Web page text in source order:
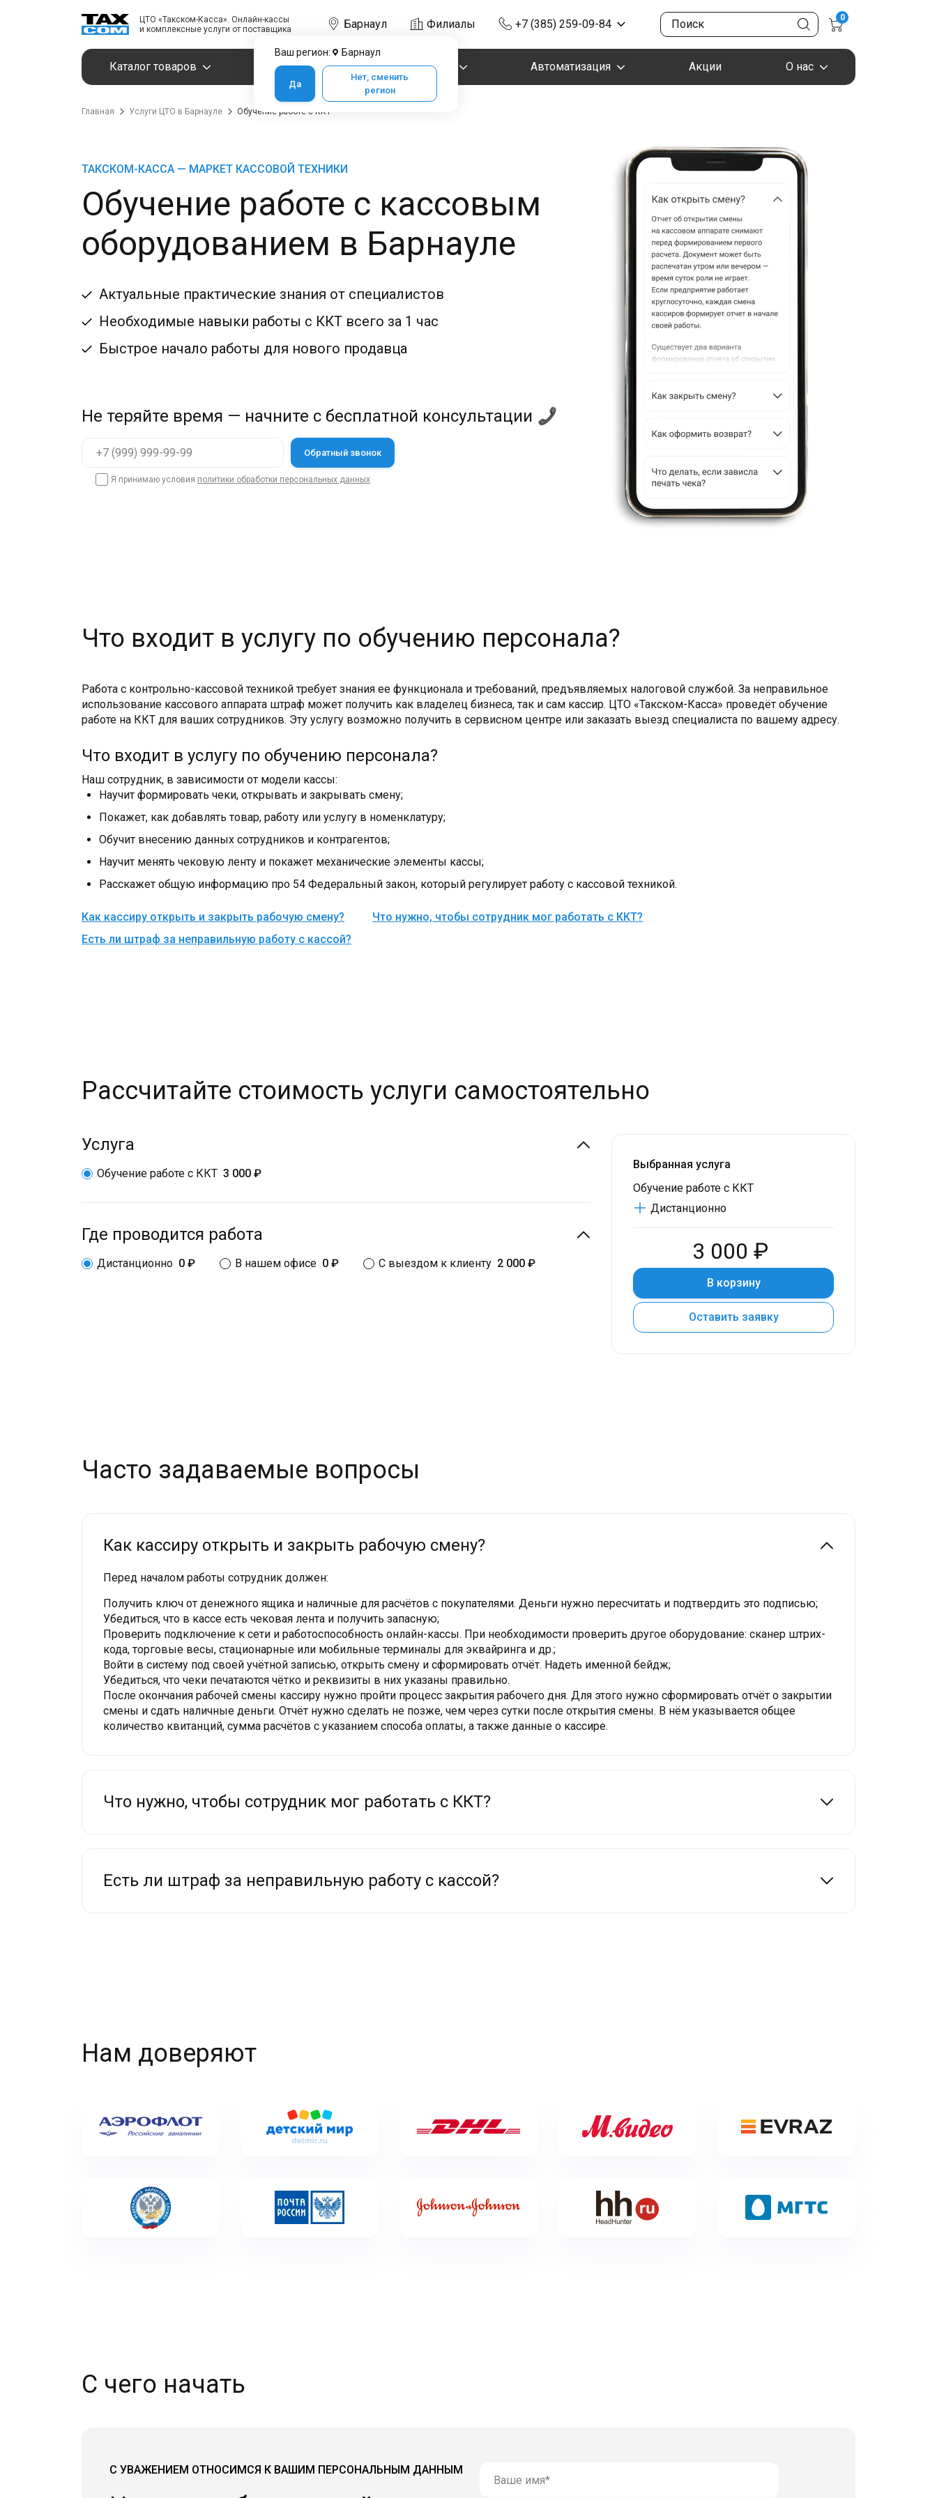
ЦТО «Такском-Касса». Онлайн-кассы
и комплексные услуги от поставщика
Барнаул
Ваш регион: Барнаул
Да
Нет, сменить
регион
Филиалы +7 (385) 259-09-84
0
Каталог товаров Услуги Маркировка Автоматизация Акции О нас
Главная Услуги ЦТО в Барнауле Обучение работе с ККТ
ТАКСКОМ-КАССА — МАРКЕТ КАССОВОЙ ТЕХНИКИ
Обучение работе с кассовым
оборудованием в Барнауле
Актуальные практические знания от специалистов
Необходимые навыки работы с ККТ всего за 1 час
Быстрое начало работы для нового продавца
Не теряйте время — начните с бесплатной консультации
Я принимаю условия политики обработки персональных данных
Что входит в услугу по обучению персонала?
Работа с контрольно-кассовой техникой требует знания ее функционала и требований, предъявляемых налоговой службой. За неправильное
использование кассового аппарата штраф может получить как владелец бизнеса, так и сам кассир. ЦТО «Такском-Касса» проведёт обучение
работе на ККТ для ваших сотрудников. Эту услугу возможно получить в сервисном центре или заказать выезд специалиста по вашему адресу.
Что входит в услугу по обучению персонала?
Наш сотрудник, в зависимости от модели кассы:
Научит формировать чеки, открывать и закрывать смену;
Покажет, как добавлять товар, работу или услугу в номенклатуру;
Обучит внесению данных сотрудников и контрагентов;
Научит менять чековую ленту и покажет механические элементы кассы;
Расскажет общую информацию про 54 Федеральный закон, который регулирует работу с кассовой техникой.
Как кассиру открыть и закрыть рабочую смену?
Что нужно, чтобы сотрудник мог работать с ККТ?
Есть ли штраф за неправильную работу с кассой?
Рассчитайте стоимость услуги самостоятельно
Услуга
Обучение работе с ККТ 3 000 ₽
Где проводится работа
Дистанционно 0 ₽ В нашем офисе 0 ₽ С выездом к клиенту 2 000 ₽
Выбранная услуга
Обучение работе с ККТ
Дистанционно
3 000 ₽
В корзину
Оставить заявку
Часто задаваемые вопросы
Как кассиру открыть и закрыть рабочую смену?
Перед началом работы сотрудник должен:
Получить ключ от денежного ящика и наличные для расчётов с покупателями. Деньги нужно пересчитать и подтвердить это подписью;
Убедиться, что в кассе есть чековая лента и получить запасную;
Проверить подключение к сети и работоспособность онлайн-кассы. При необходимости проверить другое оборудование: сканер штрих-
кода, торговые весы, стационарные или мобильные терминалы для эквайринга и др.;
Войти в систему под своей учётной записью, открыть смену и сформировать отчёт. Надеть именной бейдж;
Убедиться, что чеки печатаются чётко и реквизиты в них указаны правильно.
После окончания рабочей смены кассиру нужно пройти процесс закрытия рабочего дня. Для этого нужно сформировать отчёт о закрытии
смены и сдать наличные деньги. Отчёт нужно сделать не позже, чем через сутки после открытия смены. В нём указывается общее
количество квитанций, сумма расчётов с указанием способа оплаты, а также данные о кассире.
Что нужно, чтобы сотрудник мог работать с ККТ?
Есть ли штраф за неправильную работу с кассой?
Нам доверяют
С чего начать
С УВАЖЕНИЕМ ОТНОСИМСЯ К ВАШИМ ПЕРСОНАЛЬНЫМ ДАННЫМ